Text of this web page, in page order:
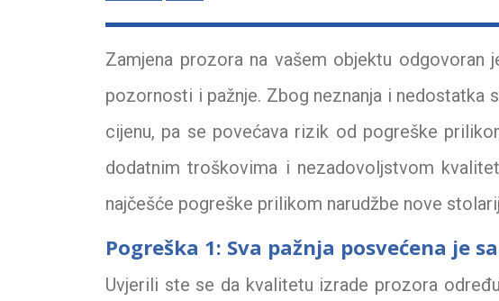
Zamjena prozora na vašem objektu
pozornosti i pažnje. Zbog neznanja i
cijenu, pa se povećava rizik od pogreške
dodatnim troškovima i nezadovoljstvom
najčešće pogreške prilikom narudžbe nove
Pogreška 1: Sva pažnja posvećena je
Uvjerili ste se da kvalitetu izrade prozora